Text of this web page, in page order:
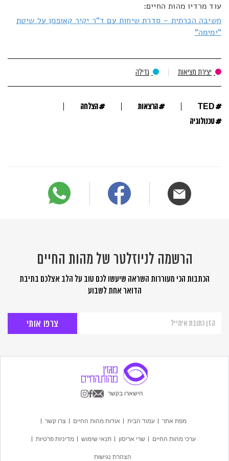
עוד מרדיו מהות החיים:
חשיבה הכרתית – סדרת שיחות עם ד"ר יקיר קאופמן על שיטת
"ימימה"
יצירת מציאות גדילה
#
TED
#הרצאות #הצלחה
#טכנולוגיה
הרשמה לניוזלטר של מהות החיים
הכתבות הכי מעוררות השראה שיעשו לכם טוב על הלב אצלכם בתיבת
הדואר אחת לשבוע
לניוזלטר
החיים
הישארו בקשר
מפת אתר עמוד הבית אודות מהות החיים צרו קשר
ערכי מהות החיים שרי אריסון תנאי שימוש מדיניות פרטיות
הצהרת נגישות